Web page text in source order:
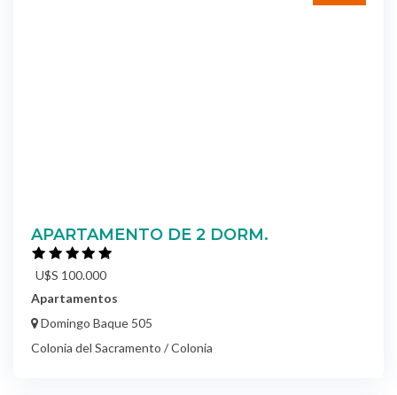
APARTAMENTO DE 2 DORM.
U$S 100.000
Apartamentos
Domingo Baque 505
Colonia del Sacramento / Colonia